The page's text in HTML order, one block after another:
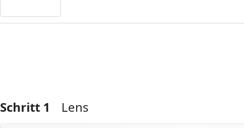
Schritt 1 Lens